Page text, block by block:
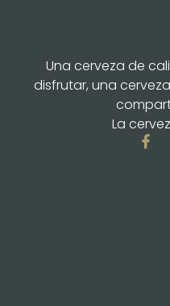
Una cerveza de
disfrutar, una
La